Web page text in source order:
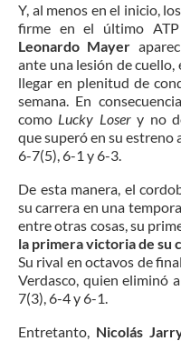
Y, al menos en el inicio,
firme en el último
Leonardo Mayer
ante una lesión de
llegar en plenitud de
semana. En
como Lucky Losery no
que superó en su estreno
6-7(5), 6-1 y 6-3.
De esta manera, el
su carrera en una
entre otras cosas, su
la primera victoria de su
Su rival en octavos de
Verdasco, quien eliminó
7(3), 6-4 y 6-1.
Entretanto, Nicolás